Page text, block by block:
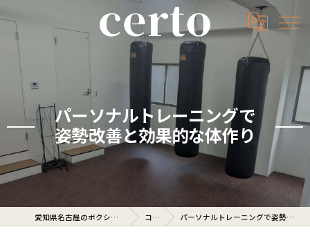
パーソナルトレーニングで
姿勢改善と効果的な体作り
愛知県名古屋のボクシングジムならcerto コラム パーソナルトレーニングで姿勢改善と効果的な体作り